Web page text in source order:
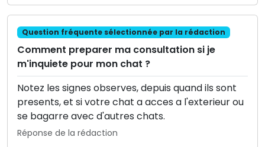
Question fréquente sélectionnée par la rédaction
Comment preparer ma consultation si je
m'inquiete pour mon chat ?
Notez les signes observes, depuis quand ils sont
presents, et si votre chat a acces a l'exterieur ou
se bagarre avec d'autres chats.
Réponse de la rédaction